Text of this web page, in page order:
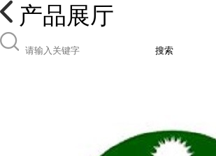
产品展厅
搜索